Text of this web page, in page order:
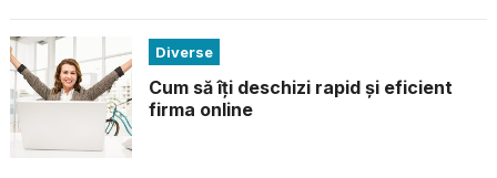
Diverse
Cum să îți deschizi rapid și eficient
firma online